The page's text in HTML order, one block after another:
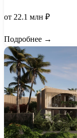
от 22.1 млн ₽
Подробнее →